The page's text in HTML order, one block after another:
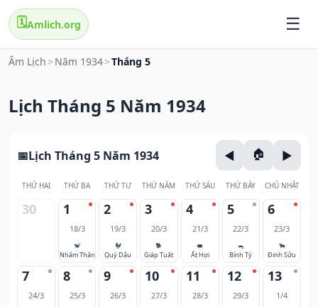
🗓️Amlich.org
Âm Lịch > Năm 1934>Tháng 5
Lịch Tháng 5 Năm 1934
Lịch Tháng 5 Năm 1934
THỨ HAI THỨ BA THỨ TƯ THỨ NĂM THỨ SÁU THỨ BẢY CHỦ NHẬT
30 1
18/3
🐒
Nhâm Thân
2
19/3
🐓
Quý Dậu
3
20/3
🐕
Giáp Tuất
4
21/3
🐖
Ất Hợi
5
22/3
🐀
Bính Tý
6
23/3
🐂
Đinh Sửu
7
24/3
8
25/3
9
26/3
10
27/3
11
28/3
12
29/3
13
1/4